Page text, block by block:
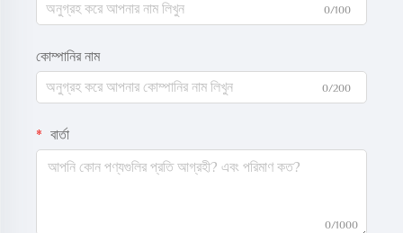
0/100
কোম্পানির নাম
0/200
বার্তা
0/1000